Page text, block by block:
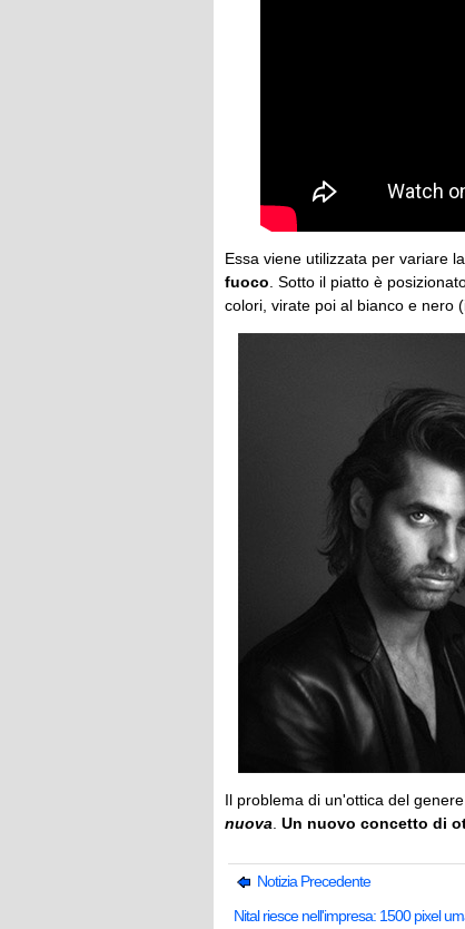
Essa viene utilizzata per variare
fuoco . Sotto il piatto è
colori, virate poi al bianco e nero
Il problema di un'ottica del genere
nuova Un nuovo concetto di
Notizia Precedente
Nital riesce nell'impresa: 1500 pixel